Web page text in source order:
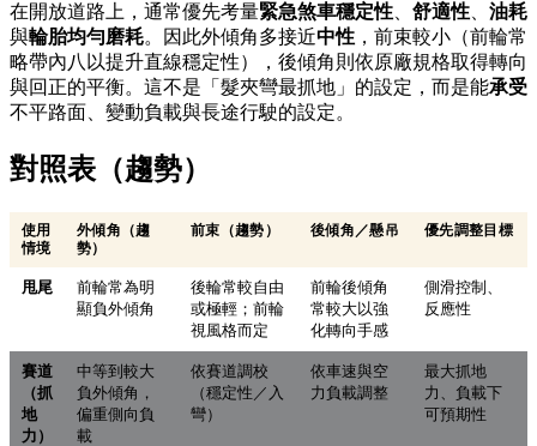
在開放道路上，通常優先考量緊急煞車穩定性 舒適性
油耗
與輪胎均勻磨耗。因此外傾角多接近中性 ，前束較小（前輪常
略帶內八以提升直線穩定性），後傾角則依原廠規格取得轉向
與回正的平衡。這不是「髮夾彎最抓地」的設定，而是能承受
不平路面、變動負載與長途行駛的設定。
對照表（趨勢）
使用
情境
外傾角（趨
勢）
前束（趨勢） 後傾角／懸吊 優先調整目標
甩尾
前輪常為明
顯負外傾角
後輪常較自由
或極輕；前輪
視風格而定
前輪後傾角
常較大以強
化轉向手感
側滑控制、
反應性
賽道
（抓
地
力）
中等到較大
負外傾角，
偏重側向負
載
依賽道調校
（穩定性／入
彎）
依車速與空
力負載調整
最大抓地
力、負載下
可預期性